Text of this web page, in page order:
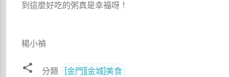
到這麼好吃的粥真是幸福呀！
楊小禎
分類 [金門][金城]美食